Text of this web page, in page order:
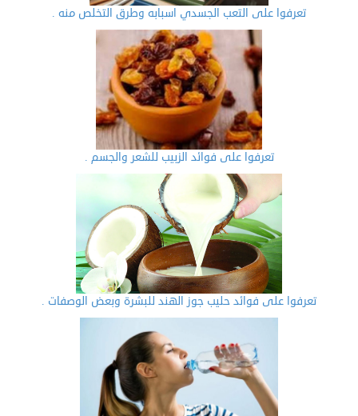
تعرفوا على التعب الجسدي اسبابه وطرق التخلص منه .
تعرفوا على فوائد الزبيب للشعر والجسم .
تعرفوا على فوائد حليب جوز الهند للبشرة وبعض الوصفات .